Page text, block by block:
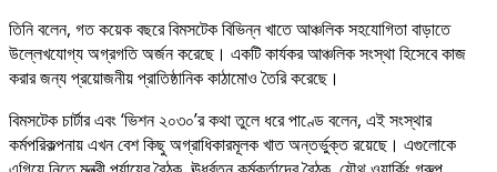
তিনি বলেন, গত কয়েক বছরে বিমসটেক বিভিন্ন খাতে আঞ্চলিক সহযোগিতা বাড়াতে
উল্লেখযোগ্য অগ্রগতি অর্জন করেছে। একটি কার্যকর আঞ্চলিক সংস্থা হিসেবে কাজ
করার জন্য প্রয়োজনীয় প্রাতিষ্ঠানিক কাঠামোও তৈরি করেছে।
বিমসটেক চার্টার এবং ‘ভিশন ২০৩০’র কথা তুলে ধরে পাণ্ডে বলেন, এই সংস্থার
কর্মপরিকল্পনায় এখন বেশ কিছু অগ্রাধিকারমূলক খাত অন্তর্ভুক্ত রয়েছে। এগুলোকে